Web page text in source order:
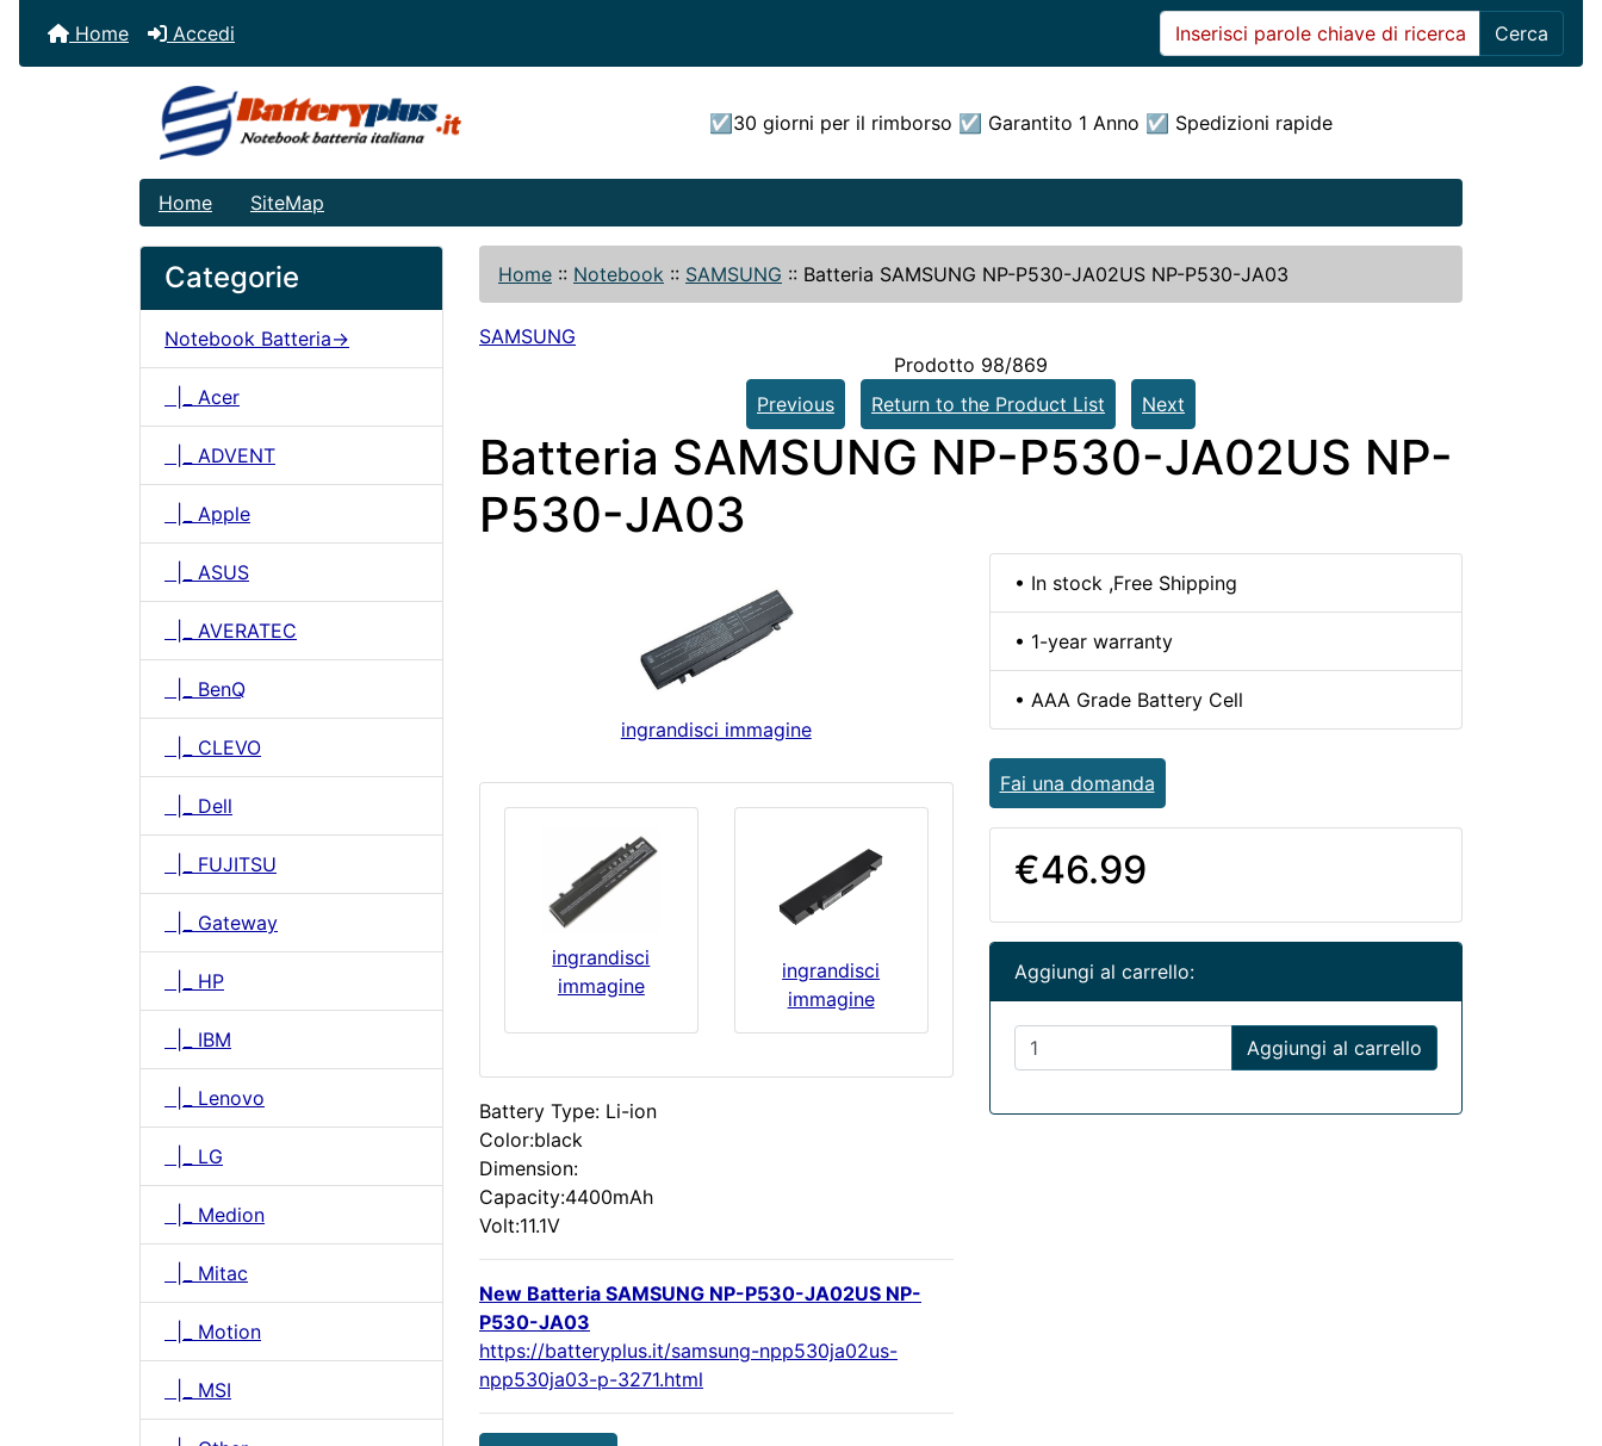
Home Accedi Cerca
☑30 giorni per il rimborso ☑ Garantito 1 Anno ☑ Spedizioni rapide
Home SiteMap
Categorie
Notebook Batteria->
|_ Acer
|_ ADVENT
|_ Apple
|_ ASUS
|_ AVERATEC
|_ BenQ
|_ CLEVO
|_ Dell
|_ FUJITSU
|_ Gateway
|_ HP
|_ IBM
|_ Lenovo
|_ LG
|_ Medion
|_ Mitac
|_ Motion
|_ MSI
Home :: Notebook :: SAMSUNG :: Batteria SAMSUNG NP-P530-JA02US NP-P530-JA03
SAMSUNG
Prodotto 98/869
Previous
Return to the Product List Next
Batteria SAMSUNG NP-P530-JA02US NP-
P530-JA03
ingrandisci immagine
ingrandisci
immagine
ingrandisci
immagine
Battery Type: Li-ion
Color:black
Dimension:
Capacity:4400mAh
Volt:11.1V
New Batteria SAMSUNG NP-P530-JA02US NP-
P530-JA03
https://batteryplus.it/samsung-npp530ja02us-
npp530ja03-p-3271.html
• In stock ,Free Shipping
• 1-year warranty
• AAA Grade Battery Cell
Fai una domanda
€46.99
Aggiungi al carrello:
Aggiungi al carrello